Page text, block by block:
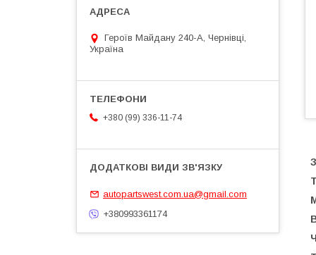
Героїв Майдану 240-А, Чернівці,
Україна
+380 (99) 336-11-74
autopartswest.com.ua@gmail.com
+380993361174